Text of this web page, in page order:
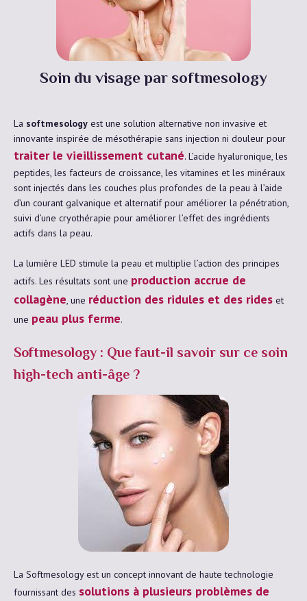
Soin du visage par softmesology
La softmesology est une solution alternative non invasive et
innovante inspirée de mésothérapie sans injection ni douleur pour
traiter le vieillissement cutané. L’acide hyaluronique, les
peptides, les facteurs de croissance, les vitamines et les minéraux
sont injectés dans les couches plus profondes de la peau à l’aide
d’un courant galvanique et alternatif pour améliorer la pénétration,
suivi d’une cryothérapie pour améliorer l’effet des ingrédients
actifs dans la peau.
La lumière LED stimule la peau et multiplie l’action des principes
actifs. Les résultats sont une production accrue de
collagène, une réduction des ridules et des rides et
une peau plus ferme.
Softmesology : Que faut-il savoir sur ce soin
high-tech anti-âge ?
La Softmesology est un concept innovant de haute technologie
fournissant des solutions à plusieurs problèmes de